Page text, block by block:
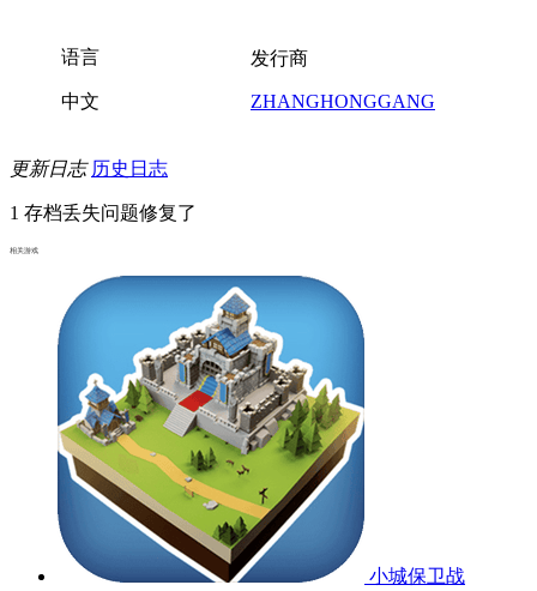
语言
中文
发行商
ZHANGHONGGANG
更新日志 历史日志
1 存档丢失问题修复了
相关游戏
小城保卫战